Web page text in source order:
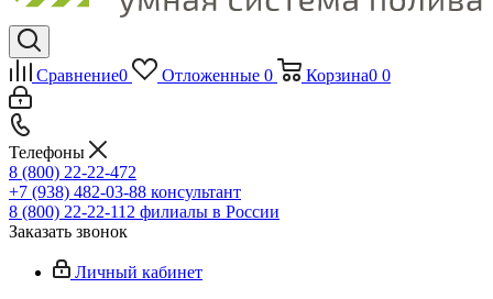
Сравнение0 Отложенные 0 Корзина0 0
Телефоны
8 (800) 22-22-472
+7 (938) 482-03-88 консультант
8 (800) 22-22-112 филиалы в России
Заказать звонок
Личный кабинет